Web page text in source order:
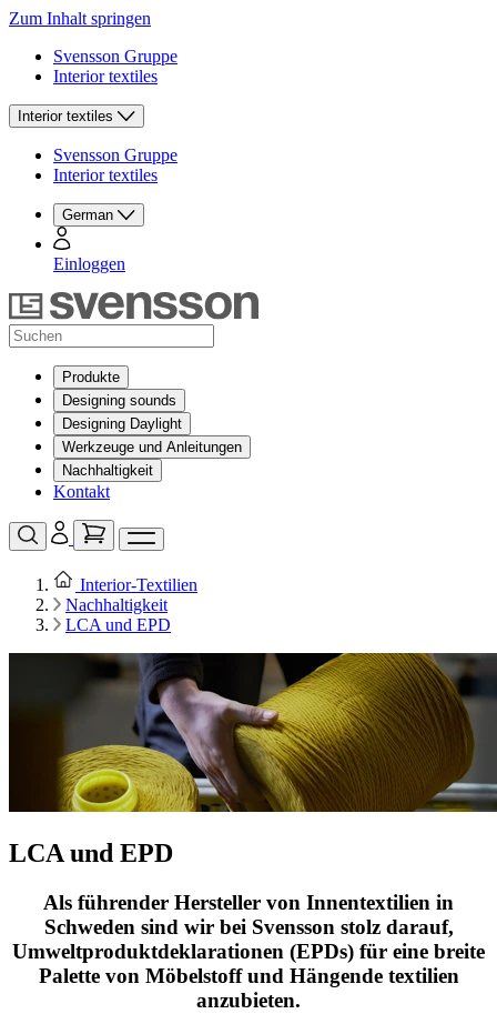
Zum Inhalt springen
Svensson Gruppe
Interior textiles
Interior textiles
Svensson Gruppe
Interior textiles
German
Einloggen
Produkte
Designing sounds
Designing Daylight
Werkzeuge und Anleitungen
Nachhaltigkeit
Kontakt
Interior‑Textilien
Nachhaltigkeit
LCA und EPD
LCA und EPD
Als führender Hersteller von Innentextilien in
Schweden sind wir bei Svensson stolz darauf,
Umweltproduktdeklarationen (EPDs) für eine breite
Palette von Möbelstoff und Hängende textilien
anzubieten.